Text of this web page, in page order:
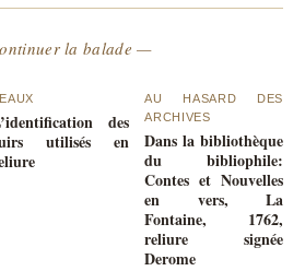
la balade —
des
utilisés en
AU HASARD DES
ARCHIVES
Dans la bibliothèque
du bibliophile:
Contes et Nouvelles
en vers, La
Fontaine, 1762,
reliure signée
Derome